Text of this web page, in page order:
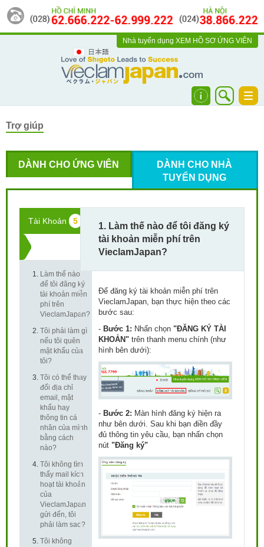
日本語
Nhà tuyển dụng XEM HỒ SƠ ỨNG VIÊN
Trợ giúp
DÀNH CHO ỨNG VIÊN
DÀNH CHO NHÀ
TUYỂN DỤNG
Tài Khoản 5
Làm thế nào
để tôi đăng ký
tài khoản miễn
phí trên
VieclamJapan?
Tôi phải làm gì
nếu tôi quên
mật khẩu của
tôi?
Tôi có thể thay
đổi địa chỉ
email, mật
khẩu hay
thông tin cá
nhân của mình
bằng cách
nào?
Tôi không tìm
thấy mail kích
hoạt tài khoản
của
VieclamJapan
gửi đến, tôi
phải làm sao?
Tôi không
1. Làm thế nào để tôi đăng ký
tài khoản miễn phí trên
VieclamJapan?
Để đăng ký tài khoản miễn phí trên
VieclamJapan, bạn thực hiện theo các
bước sau:
- Bước 1: Nhấn chọn"ĐĂNG KÝ TÀI
KHOẢN" trên thanh menu chính (như
hình bên dưới):
- Bước 2: Màn hình đăng ký hiện ra
như bên dưới. Sau khi bạn điền đầy
đủ thông tin yêu cầu, bạn nhấn chọn
nút"Đăng ký"